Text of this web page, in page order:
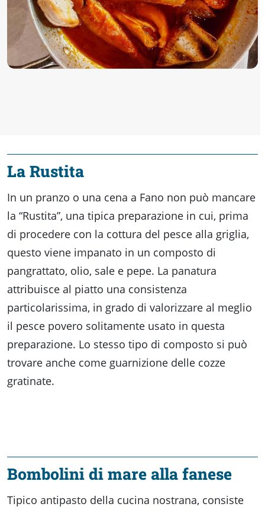
La Rustita
In un pranzo o una cena a Fano non può mancare
la “Rustita”, una tipica preparazione in cui, prima
di procedere con la cottura del pesce alla griglia,
questo viene impanato in un composto di
pangrattato, olio, sale e pepe. La panatura
attribuisce al piatto una consistenza
particolarissima, in grado di valorizzare al meglio
il pesce povero solitamente usato in questa
preparazione. Lo stesso tipo di composto si può
trovare anche come guarnizione delle cozze
gratinate.
Bombolini di mare alla fanese
Tipico antipasto della cucina nostrana, consiste